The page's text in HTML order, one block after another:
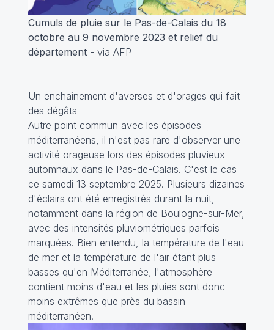
Cumuls de pluie sur le Pas-de-Calais du 18
octobre au 9 novembre 2023 et relief du
département- via AFP
Un enchaînement d'averses et d'orages qui fait
des dégâts
Autre point commun avec les épisodes
méditerranéens, il n'est pas rare d'observer une
activité orageuse lors des épisodes pluvieux
automnaux dans le Pas-de-Calais. C'est le cas
ce samedi 13 septembre 2025. Plusieurs dizaines
d'éclairs ont été enregistrés durant la nuit,
notamment dans la région de Boulogne-sur-Mer,
avec des intensités pluviométriques parfois
marquées. Bien entendu, la température de l'eau
de mer et la température de l'air étant plus
basses qu'en Méditerranée, l'atmosphère
contient moins d'eau et les pluies sont donc
moins extrêmes que près du bassin
méditerranéen.